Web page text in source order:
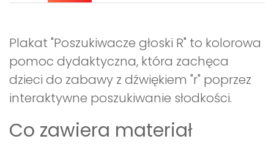
Plakat "Poszukiwacze głoski R" to kolorowa
pomoc dydaktyczna, która zachęca
dzieci do zabawy z dźwiękiem "r" poprzez
interaktywne poszukiwanie słodkości.
Co zawiera materiał